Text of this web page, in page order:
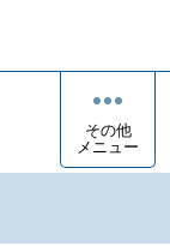
その他
メニュー